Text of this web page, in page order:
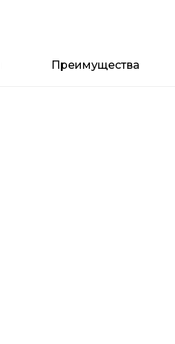
Преимущества